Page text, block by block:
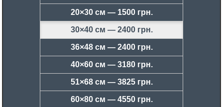
20×30 см — 1500 грн.
30×40 см — 2400 грн.
36×48 см — 2400 грн.
40×60 см — 3180 грн.
51×68 см — 3825 грн.
60×80 см — 4550 грн.